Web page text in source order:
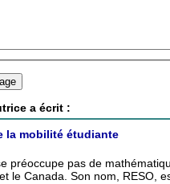
a écrit :
la mobilité étudiante
préoccupe pas de
le Canada. Son nom, RESO,